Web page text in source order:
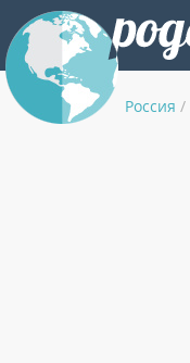
Россия /